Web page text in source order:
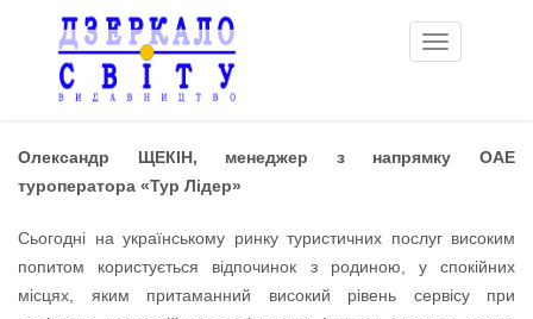
Toggle
navigation
Олександр ЩЕКІН, менеджер з напрямку ОАЕ
туроператора «Тур Лідер»
Сьогодні на українському ринку туристичних послуг високим
попитом користується відпочинок з родиною, у спокійних
місцях, яким притаманний високий рівень сервісу при